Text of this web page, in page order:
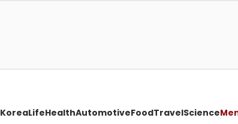
KoreaLifeHealthAutomotiveFoodTravelScience